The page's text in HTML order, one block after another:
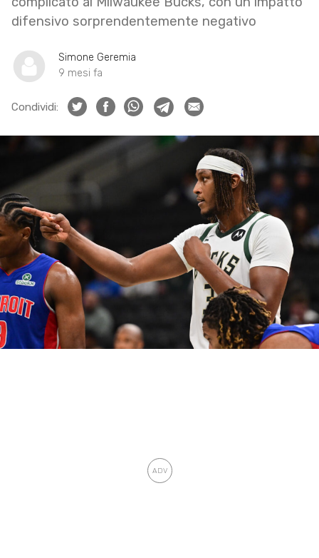
difensivo sorprendentemente negativo
Simone Geremia
9 mesi fa
Condividi: